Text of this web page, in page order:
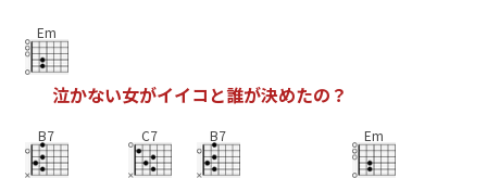
Em
泣かない女がイイコ と誰が決めたの ？
B7 C7 B7 Em